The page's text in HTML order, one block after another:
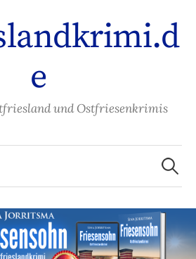
e
und Ostfriesenkrimis
Suchen
nach: